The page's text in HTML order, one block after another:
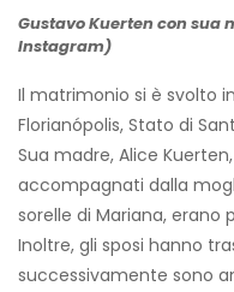
Gustavo Kuerten con sua
Instagram)
Il matrimonio si è svolto
Florianópolis, Stato di
Sua madre, Alice
accompagnati dalla
sorelle di Mariana, erano
Inoltre, gli sposi hanno
successivamente sono